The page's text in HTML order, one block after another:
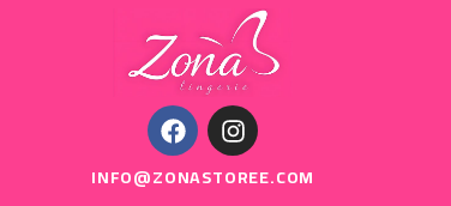
INFO@ZONASTOREE.COM